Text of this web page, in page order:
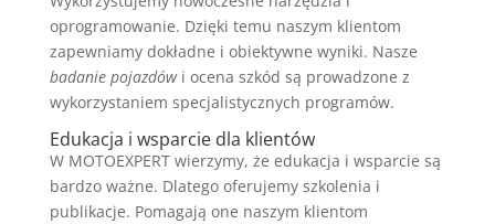
oprogramowanie. Dzięki temu naszym klientom
zapewniamy dokładne i obiektywne wyniki. Nasze
badanie pojazdówi ocena szkód są prowadzone z
wykorzystaniem specjalistycznych programów.
Edukacja i wsparcie dla klientów
W MOTOEXPERT wierzymy, że edukacja i wsparcie są
bardzo ważne. Dlatego oferujemy szkolenia i
publikacje. Pomagają one naszym klientom